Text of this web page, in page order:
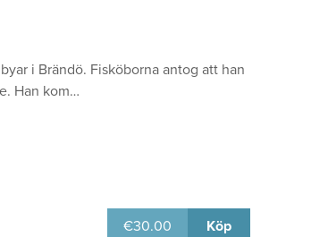
i Brändö. Fisköborna antog att han
Han kom…
€30.00 Köp